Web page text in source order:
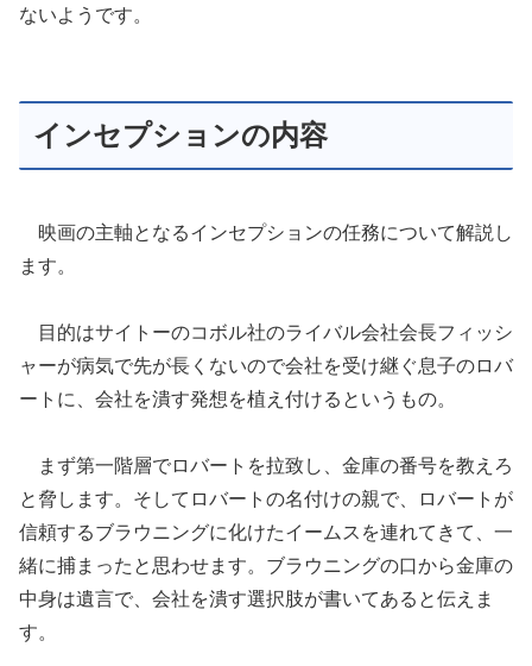
ないようです。
インセプションの内容
映画の主軸となるインセプションの任務について解説し
ます。
目的はサイトーのコボル社のライバル会社会長フィッシ
ャーが病気で先が長くないので会社を受け継ぐ息子のロバ
ートに、会社を潰す発想を植え付けるというもの。
まず第一階層でロバートを拉致し、金庫の番号を教えろ
と脅します。そしてロバートの名付けの親で、ロバートが
信頼するブラウニングに化けたイームスを連れてきて、一
緒に捕まったと思わせます。ブラウニングの口から金庫の
中身は遺言で、会社を潰す選択肢が書いてあると伝えま
す。